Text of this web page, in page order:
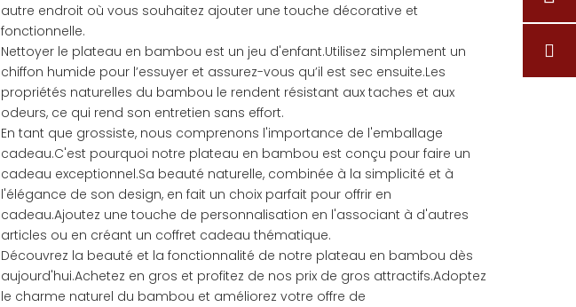
autre endroit où vous souhaitez ajouter une touche décorative et
fonctionnelle.
Nettoyer le plateau en bambou est un jeu d'enfant.Utilisez simplement un
chiffon humide pour l’essuyer et assurez-vous qu’il est sec ensuite.Les
propriétés naturelles du bambou le rendent résistant aux taches et aux
odeurs, ce qui rend son entretien sans effort.
En tant que grossiste, nous comprenons l'importance de l'emballage
cadeau.C'est pourquoi notre plateau en bambou est conçu pour faire un
cadeau exceptionnel.Sa beauté naturelle, combinée à la simplicité et à
l'élégance de son design, en fait un choix parfait pour offrir en
cadeau.Ajoutez une touche de personnalisation en l'associant à d'autres
articles ou en créant un coffret cadeau thématique.
Découvrez la beauté et la fonctionnalité de notre plateau en bambou dès
aujourd'hui.Achetez en gros et profitez de nos prix de gros attractifs.Adoptez
le charme naturel du bambou et améliorez votre offre de